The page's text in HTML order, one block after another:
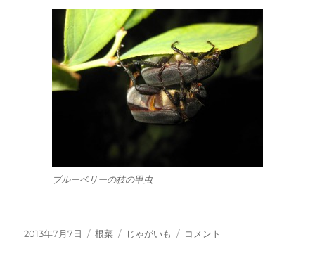
ブルーベリーの枝の甲虫
投
2013年7月7日
カ
根菜
タ
じゃがいも
ジ
コメント